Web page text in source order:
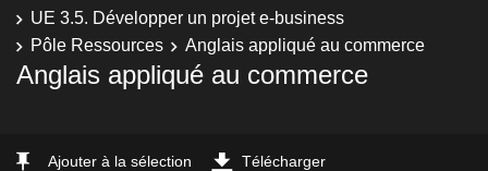
UE 3.5. Développer un projet e-business
Pôle Ressources
Anglais appliqué au commerce
Anglais appliqué au commerce
Ajouter à la sélection Télécharger